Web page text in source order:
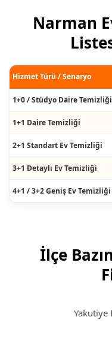
Narman
Hizmet Türü / Senaryo
1+0 / Stüdyo Daire Temizliği
1+1 Daire Temizliği
2+1 Standart Ev Temizliği
3+1 Detaylı Ev Temizliği
4+1 / 3+2 Geniş Ev Temizliği
İlçe
Yakutiye